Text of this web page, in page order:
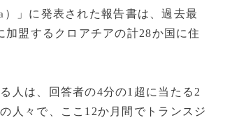
）」に発表された報告書は、過去最
盟するクロアチアの計28か国に住
人は、回答者の4分の1超に当たる2
人々で、ここ12か月間でトランスジ